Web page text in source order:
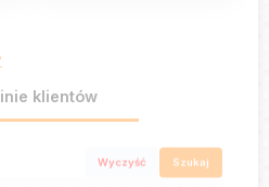
klientów
Wyczyść Szukaj